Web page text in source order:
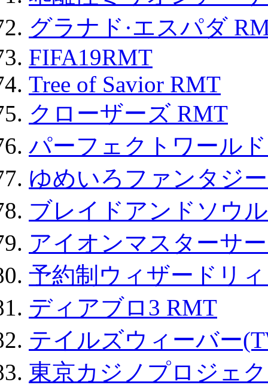
グラナド·エスパダ
FIFA19RMT
Tree of Savior RMT
クローザーズ RMT
パーフェクトワール
ゆめいろファンタジ
ブレイドアンドソウ
アイオンマスターサ
予約制ウィザードリ
ディアブロ3 RMT
テイルズウィーバー
東京カジノプロジェ